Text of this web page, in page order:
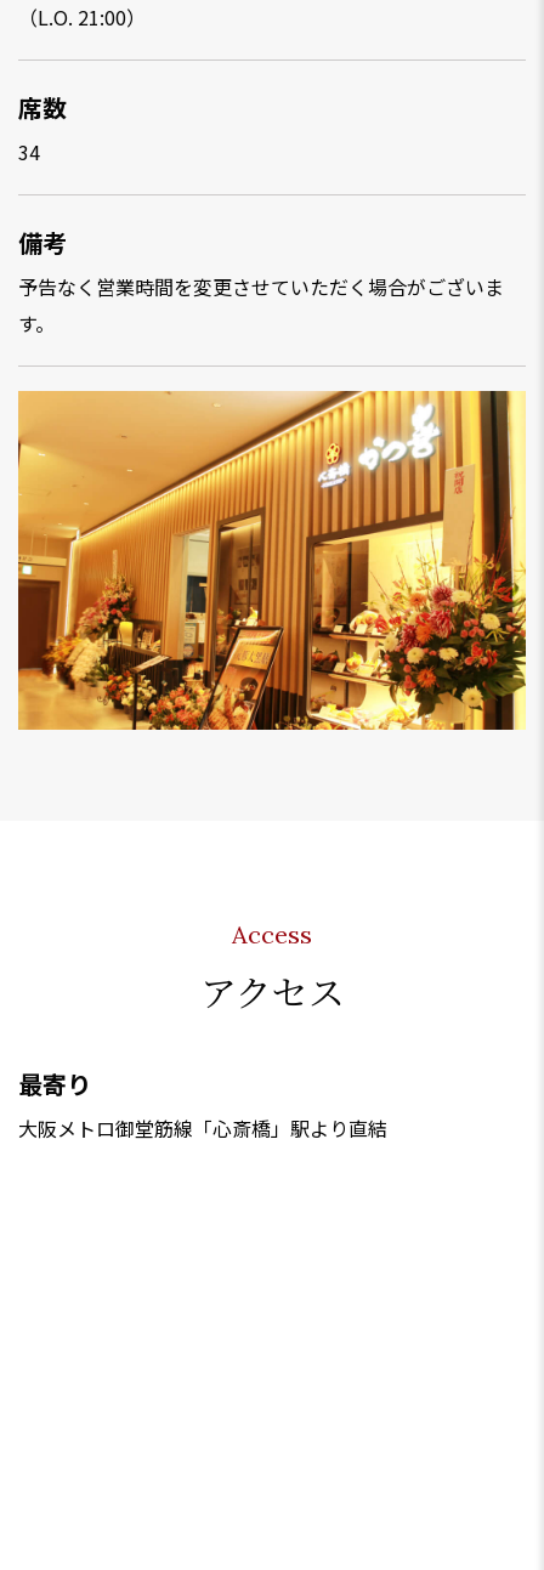
（L.O. 21:00）
席数
34
備考
予告なく営業時間を変更させていただく場合がございま
す。
Access
アクセス
最寄り
大阪メトロ御堂筋線「心斎橋」駅より直結